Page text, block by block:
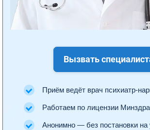
Вызвать
Приём ведёт врач психиатр-
Работаем по лицензии
Анонимно — без постановки на